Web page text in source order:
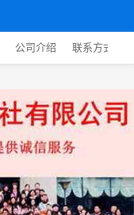
公司介绍 联系方式